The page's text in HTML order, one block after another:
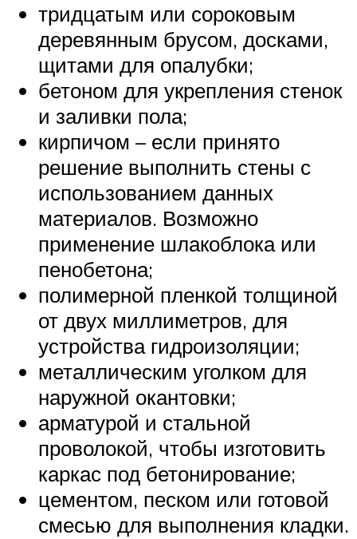
тридцатым или сороковым
деревянным брусом, досками,
щитами для опалубки;
бетоном для укрепления стенок
и заливки пола;
кирпичом – если принято
решение выполнить стены с
использованием данных
материалов. Возможно
применение шлакоблока или
пенобетона;
полимерной пленкой толщиной
от двух миллиметров, для
устройства гидроизоляции;
металлическим уголком для
наружной окантовки;
арматурой и стальной
проволокой, чтобы изготовить
каркас под бетонирование;
цементом, песком или готовой
смесью для выполнения кладки.